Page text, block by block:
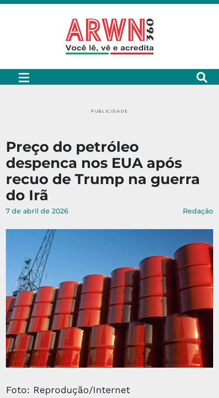
PUBLICIDADE
Preço do petróleo
despenca nos EUA após
recuo de Trump na guerra
do Irã
7 de abril de 2026 Redação
Foto: Reprodução/Internet